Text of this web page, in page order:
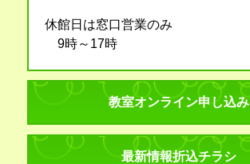
休館日は窓口営業のみ
9時～17時
教室オンライン申し込み
最新情報折込チラシ